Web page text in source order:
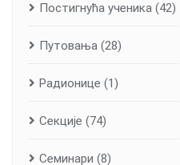
Постигнућа ученика (42)
Путовања (28)
Радионице (1)
Секције (74)
Семинари (8)